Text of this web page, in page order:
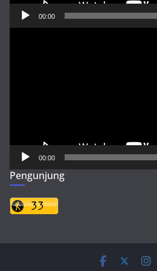
00:00
00:00
Pengunjung